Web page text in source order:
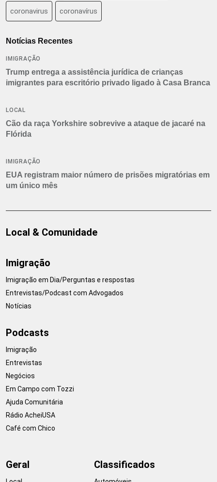
coronavirus coronavírus
Notícias Recentes
IMIGRAÇÃO
Trump entrega a assistência jurídica de crianças
imigrantes para escritório privado ligado à Casa Branca
LOCAL
Cão da raça Yorkshire sobrevive a ataque de jacaré na
Flórida
IMIGRAÇÃO
EUA registram maior número de prisões migratórias em
um único mês
Local & Comunidade
Imigração
Imigração em Dia/Perguntas e respostas
Entrevistas/Podcast com Advogados
Notícias
Podcasts
Imigração
Entrevistas
Negócios
Em Campo com Tozzi
Ajuda Comunitária
Rádio AcheiUSA
Café com Chico
Geral Classificados